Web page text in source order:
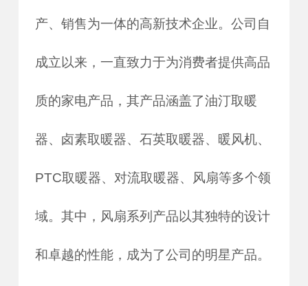
产、销售为一体的高新技术企业。公司自
成立以来，一直致力于为消费者提供高品
质的家电产品，其产品涵盖了油汀取暖
器、卤素取暖器、石英取暖器、暖风机、
PTC取暖器、对流取暖器、风扇等多个领
域。其中，风扇系列产品以其独特的设计
和卓越的性能，成为了公司的明星产品。